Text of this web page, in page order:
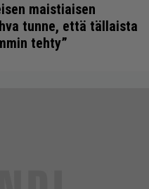
maistiaisen
tunne, että tällaista
tehty”